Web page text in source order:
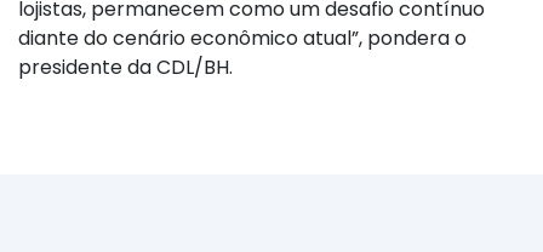
lojistas, permanecem como um desafio contínuo
diante do cenário econômico atual”, pondera o
presidente da CDL/BH.